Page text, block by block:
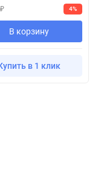
₽ 4%
В корзину
в 1 клик